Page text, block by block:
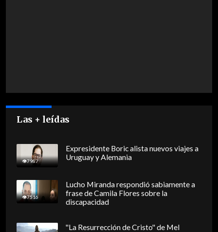
Las + leídas
7987
Expresidente Boric alista nuevos viajes a
Uruguay y Alemania
7516
Lucho Miranda respondió sabiamente a
frase de Camila Flores sobre la
discapacidad
"La Resurrección de Cristo" de Mel